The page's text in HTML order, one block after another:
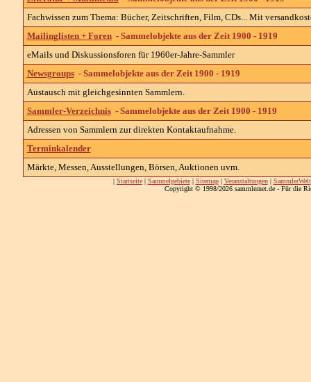
Fachwissen zum Thema: Bücher, Zeitschriften, Film, CDs... Mit
Mailinglisten + Foren- Sammelobjekte aus der Zeit 1900 - 1919
eMails und Diskussionsforen für 1960er-Jahre-Sammler
Newsgroups- Sammelobjekte aus der Zeit 1900 - 1919
Austausch mit gleichgesinnten Sammlern.
Sammler-Verzeichnis- Sammelobjekte aus der Zeit 1900 - 1919
Adressen von Sammlern zur direkten Kontaktaufnahme.
Terminkalender
Märkte, Messen, Ausstellungen, Börsen, Auktionen uvm.
| Startseite| Sammelgebiete| Sitemap| Veranstaltungen| SammlerWelt
Copyright © 1998/2026 sammlernet.de - Für die